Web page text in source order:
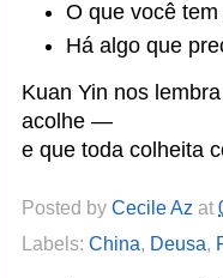
O que você
Há algo que
Kuan Yin nos
acolhe —
e que toda colheita
Posted by Cecile Az at
Labels: China, Deusa,